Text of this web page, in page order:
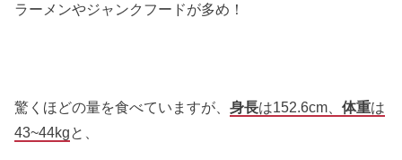
ラーメンやジャンクフードが多め！
驚くほどの量を食べていますが、身長は152.6cm、体重は
43~44kgと、